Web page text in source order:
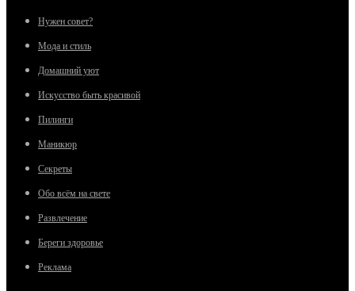
Нужен совет?
Мода и стиль
Домашний уют
Искусство быть красивой
Пилинги
Маникюр
Секреты
Обо всём на свете
Развлечение
Береги здоровье
Реклама